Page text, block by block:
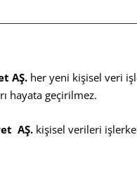
AŞ. her yeni kişisel veri
hayata geçirilmez.
AŞ. kişisel verileri